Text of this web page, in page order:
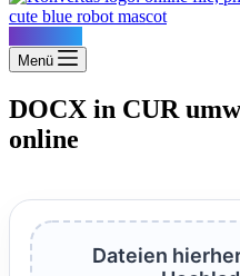
Menü
DOCX in CUR
online
Dateien